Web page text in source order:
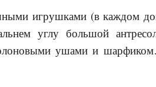
игрушками (в каждом
углу большой
ушами и